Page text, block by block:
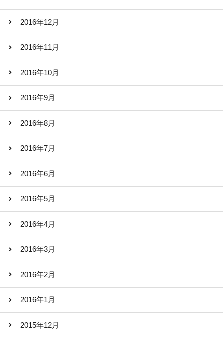
2016年12月
2016年11月
2016年10月
2016年9月
2016年8月
2016年7月
2016年6月
2016年5月
2016年4月
2016年3月
2016年2月
2016年1月
2015年12月